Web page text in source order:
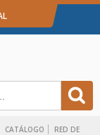
CATÁLOGO
RED DE